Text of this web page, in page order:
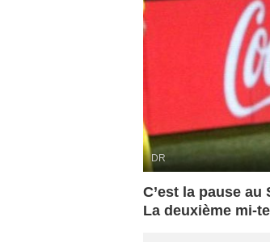
DR
C’est la pause
La deuxième mi-